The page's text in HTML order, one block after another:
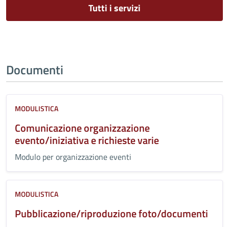
Tutti i servizi
Documenti
MODULISTICA
Comunicazione organizzazione
evento/iniziativa e richieste varie
Modulo per organizzazione eventi
MODULISTICA
Pubblicazione/riproduzione foto/documenti